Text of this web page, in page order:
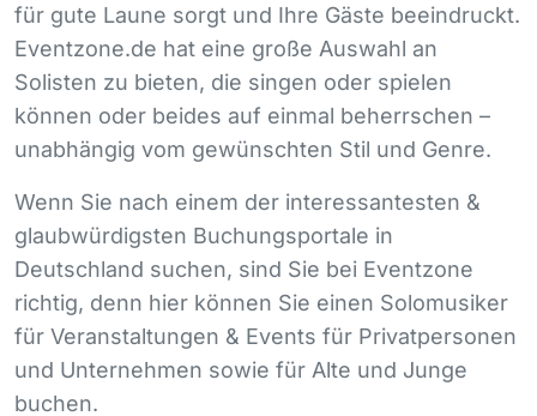
für gute Laune sorgt und Ihre Gäste beeindruckt.
Eventzone.de hat eine große Auswahl an
Solisten zu bieten, die singen oder spielen
können oder beides auf einmal beherrschen –
unabhängig vom gewünschten Stil und Genre.
Wenn Sie nach einem der interessantesten &
glaubwürdigsten Buchungsportale in
Deutschland suchen, sind Sie bei Eventzone
richtig, denn hier können Sie einen Solomusiker
für Veranstaltungen & Events für Privatpersonen
und Unternehmen sowie für Alte und Junge
buchen.